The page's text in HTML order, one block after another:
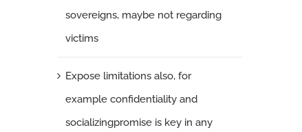
sovereigns, maybe not regarding
victims
Expose limitations also, for
example confidentiality and
socializingpromise is key in any